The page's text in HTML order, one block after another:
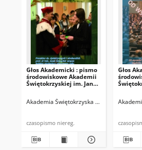
Głos Akademicki : pismo
środowiskowe Akademii
Świętokrzyskiej im. Jana
Kielcach. 2007, R. XIV, nr
3 (52) : listopad 2007
Akademia Świętokrzyska im. Jana
czasopismo niereg.
Głos
(53) :